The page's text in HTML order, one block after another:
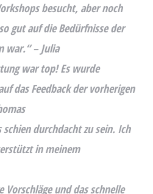
besucht, aber noch
gut auf die Bedürfnisse der
war.“ – Julia
war top! Es wurde
das Feedback der vorherigen
schien durchdacht zu sein. Ich
in meinem
Vorschläge und das schnelle